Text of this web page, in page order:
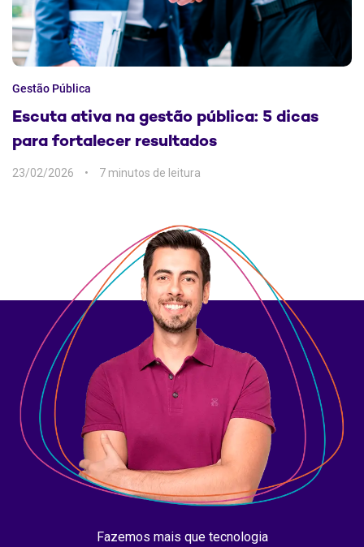
Gestão Pública
Escuta ativa na gestão pública: 5 dicas
para fortalecer resultados
23/02/2026 7 min
Fazemos mais que tecnologia